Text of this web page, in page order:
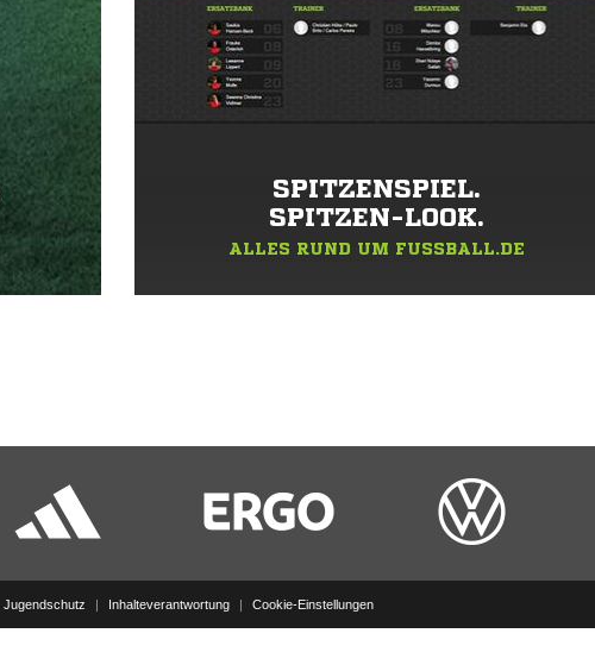
SPITZENSPIEL.
SPITZEN-LOOK.
ALLES RUND UM FUSSBALL.DE
Jugendschutz | Inhalteverantwortung | Cookie-Einstellungen